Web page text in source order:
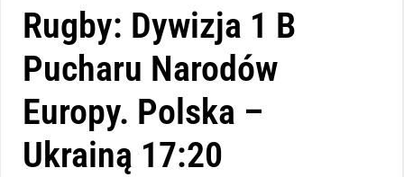
Rugby: Dywizja 1 B
Pucharu Narodów
Europy. Polska –
Ukrainą 17:20